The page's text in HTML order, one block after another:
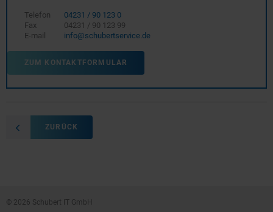
Telefon
04231 / 90 123 0
Fax
04231 / 90 123 99
E-mail
info@schubertservice.de
ZUM KONTAKTFORMULAR
ZURÜCK
© 2026 Schubert IT GmbH